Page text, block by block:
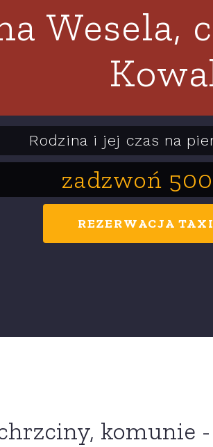
Wesela,
Rodzina i jej czas na
zadzwoń 500
REZERWACJA
komunie